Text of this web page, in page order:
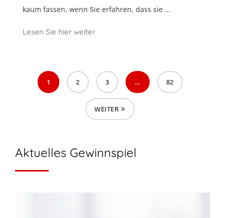
kaum fassen, wenn Sie erfahren, dass sie ...
Lesen Sie hier weiter
1 2 3 … 82
WEITER
Aktuelles Gewinnspiel